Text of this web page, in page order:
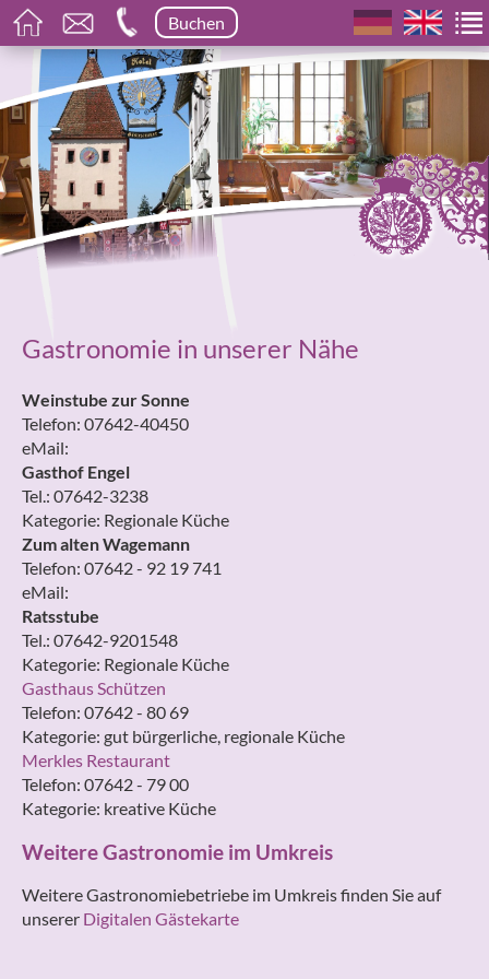
Buchen
Gastronomie in unserer Nähe
Weinstube zur Sonne
Telefon: 07642-40450
eMail:
Gasthof Engel
Tel.: 07642-3238
Kategorie: Regionale Küche
Zum alten Wagemann
Telefon: 07642 - 92 19 741
eMail:
Ratsstube
Tel.: 07642-9201548
Kategorie: Regionale Küche
Gasthaus Schützen
Telefon: 07642 - 80 69
Kategorie: gut bürgerliche, regionale Küche
Merkles Restaurant
Telefon: 07642 - 79 00
Kategorie: kreative Küche
Weitere Gastronomie im Umkreis
Weitere Gastronomiebetriebe im Umkreis finden Sie auf
unserer Digitalen Gästekarte